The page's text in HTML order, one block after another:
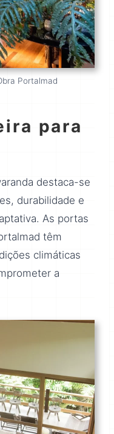
Portalmad
para
destaca-se
durabilidade e
As portas
têm
climáticas
a